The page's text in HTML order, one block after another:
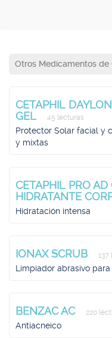
Otros Medicamentos de
CETAPHIL
GEL
45 lecturas
Protector Solar facial y
y mixtas
CETAPHIL PRO
HIDRATANTE
Hidratación intensa
IONAX SCRUB 137
Limpiador abrasivo
BENZAC AC 220
Antiacneico